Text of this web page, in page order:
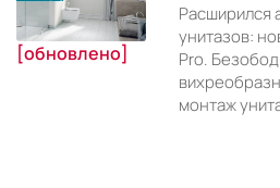
[обновлено]
Расширился
унитазов:
Pro.
монтаж